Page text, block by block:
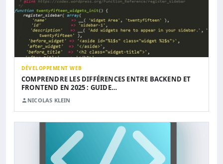
DÉVELOPPEMENT WEB
COMPRENDRE LES DIFFÉRENCES ENTRE BACKEND ET
FRONTEND EN 2025 : GUIDE…
NICOLAS KLEIN